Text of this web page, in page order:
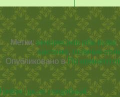
Метки:интересное обо всём,
система, отличие
Опубликовано вПо немного
Грибок, да не съедобный…